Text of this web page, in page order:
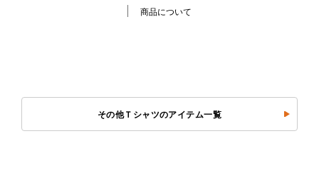
商品について
その他Ｔシャツのアイテム一覧